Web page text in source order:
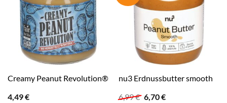
Creamy Peanut Revolution®
4,49€
nu3 Erdnussbutter smooth
6,99€ Ursprünglicher
6,70€Aktueller